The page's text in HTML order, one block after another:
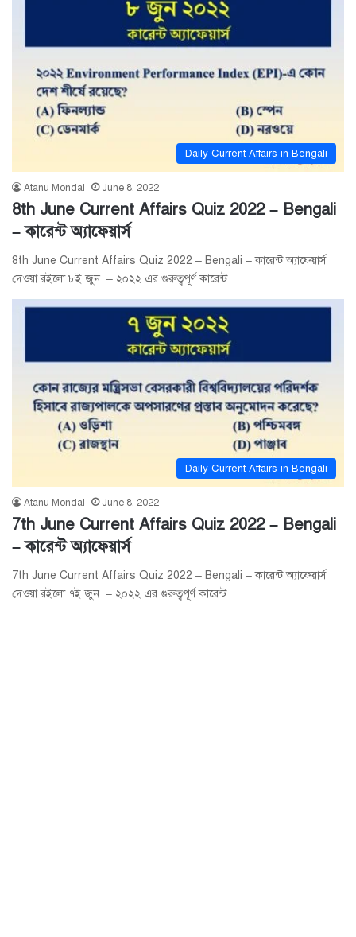
Daily Current Affairs in Bengali
Atanu Mondal June 8, 2022
8th June Current Affairs Quiz 2022 – Bengali
– কারেন্ট অ্যাফেয়ার্স
8th June Current Affairs Quiz 2022 – Bengali – কারেন্ট অ্যাফেয়ার্স
দেওয়া রইলো ৮ই জুন – ২০২২ এর গুরুত্বপূর্ণ কারেন্ট…
Daily Current Affairs in Bengali
Atanu Mondal June 8, 2022
7th June Current Affairs Quiz 2022 – Bengali
– কারেন্ট অ্যাফেয়ার্স
7th June Current Affairs Quiz 2022 – Bengali – কারেন্ট অ্যাফেয়ার্স
দেওয়া রইলো ৭ই জুন – ২০২২ এর গুরুত্বপূর্ণ কারেন্ট…